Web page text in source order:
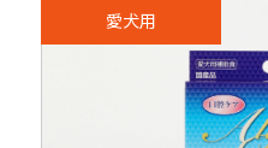
愛犬用